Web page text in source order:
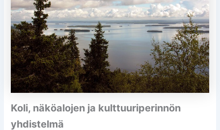
Koli, näköalojen ja kulttuuriperinnön
yhdistelmä